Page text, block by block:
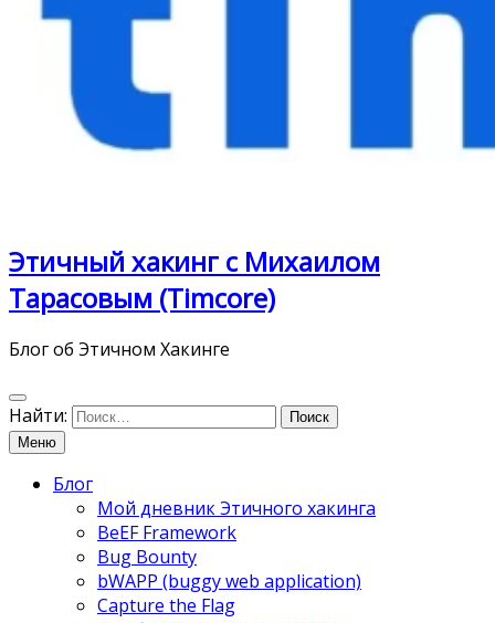
Этичный хакинг с Михаилом
Тарасовым (Timcore)
Блог об Этичном Хакинге
Найти:
Меню
Блог
Мой дневник Этичного хакинга
BeEF Framework
Bug Bounty
bWAPP (buggy web application)
Capture the Flag